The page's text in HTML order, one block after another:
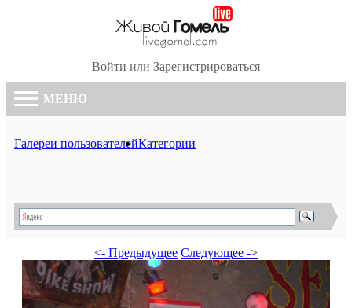
Войти или Зарегистрироваться
МЕНЮ
Галереи пользователейКатегории
<- Предыдущее Следующее ->